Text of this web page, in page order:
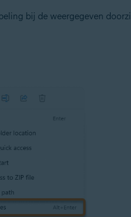
bij de weergegeven